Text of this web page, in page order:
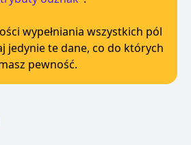
wypełniania wszystkich pól
jedynie te dane, co do których
pewność.